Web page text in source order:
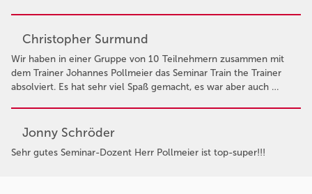
Christopher Surmund
Wir haben in einer Gruppe von 10 Teilnehmern zusammen mit
dem Trainer Johannes Pollmeier das Seminar Train the Trainer
absolviert. Es hat sehr viel Spaß gemacht, es war aber auch …
Jonny Schröder
Sehr gutes Seminar-Dozent Herr Pollmeier ist top-super!!!